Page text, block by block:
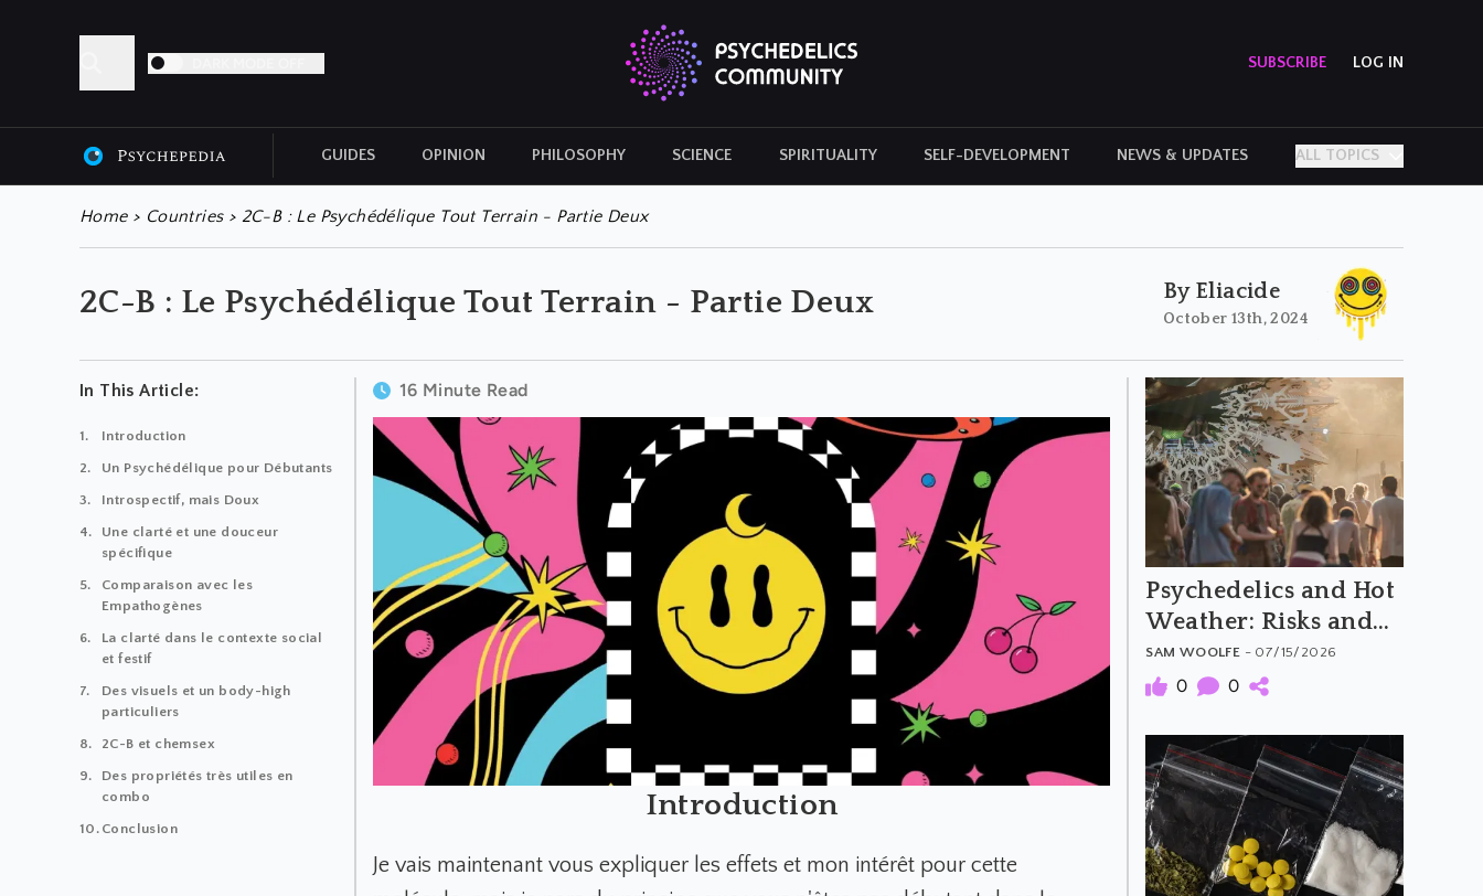
SUBSCRIBE LOG IN
GUIDES OPINION PHILOSOPHY SCIENCE SPIRITUALITY SELF-DEVELOPMENT NEWS & UPDATES ALL TOPICS
ALL ARTICLES CULTURAL ICONS HISTORY PERSONAL STORIES
Home > Countries> 2C-B : Le Psychédélique Tout Terrain - Partie Deux
2C-B : Le Psychédélique Tout Terrain - Partie Deux By Eliacide
October 13th, 2024
In This Article:
Introduction
Un Psychédélique pour Débutants
Introspectif, mais Doux
Une clarté et une douceur
spécifique
Comparaison avec les
Empathogènes
La clarté dans le contexte social
et festif
Des visuels et un body-high
particuliers
2C-B et chemsex
Des propriétés très utiles en
combo
Conclusion
16 Minute Read
Introduction
Je vais maintenant vous expliquer les effets et mon intérêt pour cette
Psychedelics and Hot
Weather: Risks and
Harm Reduction
SAM WOOLFE - 07/15/2026
0 0